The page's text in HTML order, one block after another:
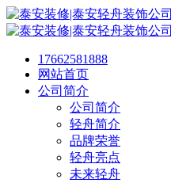
17662581888
网站首页
公司简介
公司简介
轻舟简介
品牌荣誉
轻舟亮点
未来轻舟